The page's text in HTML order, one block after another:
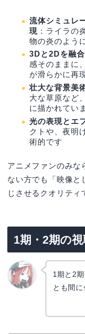
流体シミュレ
現 ：ライラの
物の炎のよう
3Dと2Dを融
感そのままに
が滑らかに再
壮大な背景美
大な草原など
に描かれてい
光の表現とエ
クトや、夜明
術的です
アニメファンのみな
ない方でも「映像と
じさせるクオリティ
1期・2期の
1期と2
とも間